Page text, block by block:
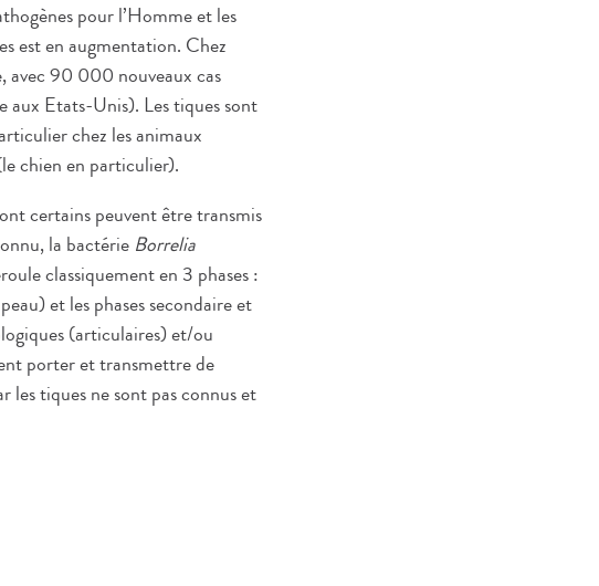
pour l’Homme et les
est en augmentation. Chez
avec 90 000 nouveaux cas
aux Etats-Unis). Les tiques sont
chez les animaux
chien en particulier).
certains peuvent être transmis
la bactérie Borrelia
classiquement en 3 phases :
et les phases secondaire et
(articulaires) et/ou
porter et transmettre de
les tiques ne sont pas connus et